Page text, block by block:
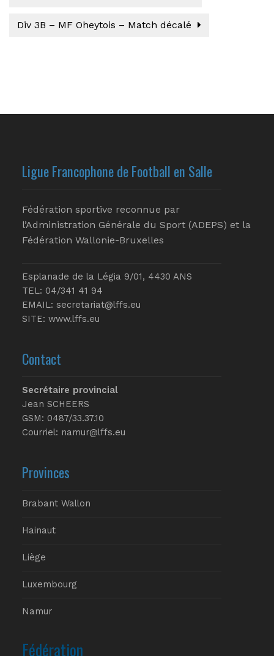
Div 3B – MF Oheytois – Match décalé
Ligue Francophone de Football en Salle
Fédération sportive reconnue par
l’Administration Générale du Sport (ADEPS) et la
Fédération Wallonie-Bruxelles
Esplanade de la Légia 9/01, 4430 ANS
TEL: 04/341 41 94
EMAIL: secretariat@lffs.eu
SITE: www.lffs.eu
Contact
Secrétaire provincial
Jean SCHEERS
GSM: 0487/33.37.10
Courriel: namur@lffs.eu
Provinces
Brabant Wallon
Hainaut
Liège
Luxembourg
Namur
Fédération